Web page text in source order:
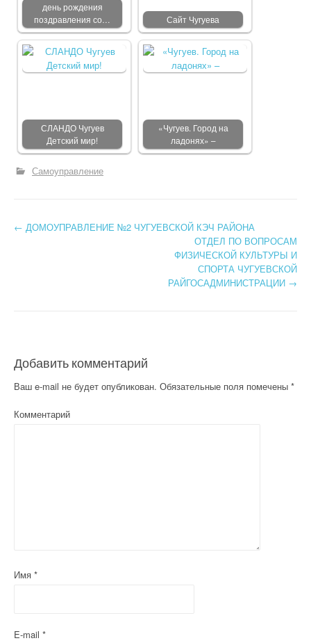
день рождения
поздравления со…
Сайт Чугуева
СЛАНДО Чугуев
Детский мир!
«Чугуев. Город на
ладонях» –
Самоуправление
Post navigation
← ДОМОУПРАВЛЕНИЕ №2 ЧУГУЕВСКОЙ КЭЧ РАЙОНА
ОТДЕЛ ПО ВОПРОСАМ
ФИЗИЧЕСКОЙ КУЛЬТУРЫ И
СПОРТА ЧУГУЕВСКОЙ
РАЙГОСАДМИНИСТРАЦИИ →
Добавить комментарий
Ваш e-mail не будет опубликован. Обязательные поля помечены *
Комментарий
Имя *
E-mail *